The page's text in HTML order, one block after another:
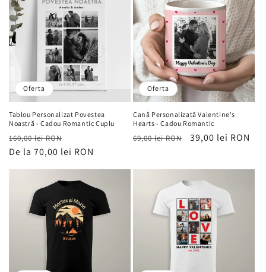
Oferta
Tablou Personalizat Povestea
Noastră - Cadou Romantic Cuplu
Preț
obișnuit
160,00 lei RON
de
De la 70,00 lei RON
Oferta
Cană Personalizată Valentine's
Hearts - Cadou Romantic
Preț
69,00 lei RON
Preț
39,00 lei RON